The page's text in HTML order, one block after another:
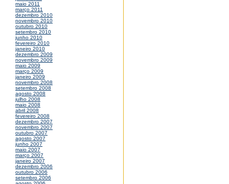
maio 2011
março 2011
dezembro 2010
novembro 2010
outubro 2010
setembro 2010
junho 2010
fevereiro 2010
janeiro 2010
dezembro 2009
novembro 2009
maio 2009
março 2009
janeiro 2009
novembro 2008
setembro 2008
agosto 2008
julho 2008
maio 2008
abril 2008
fevereiro 2008
dezembro 2007
novembro 2007
outubro 2007
agosto 2007
junho 2007
maio 2007
março 2007
janeiro 2007
dezembro 2006
outubro 2006
setembro 2006